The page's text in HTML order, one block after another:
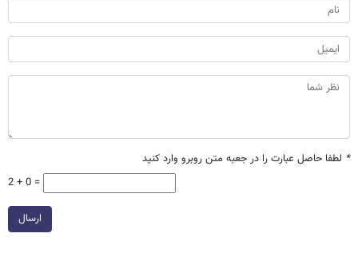
* لطفا حاصل عبارت را در جعبه متن روبرو وارد کنید
2 + 0 =
ارسال